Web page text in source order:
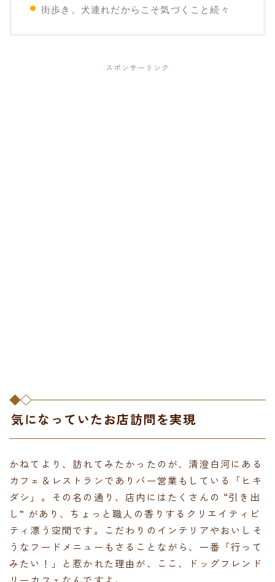
街歩き。犬連れだからこそ気づくこと続々
スポンサーリンク
気になっていたお店訪問を実現
かねてより、訪れてみたかったのが、清澄白河にある
カフェ＆レストランでありバー営業もしている「ヒキ
ダシ」。その名の通り、店内にはたくさんの “引き出
し” があり、ちょっと職人の香りするクリエイティビ
ティ漂う空間です。こだわりのインテリアやおいしそ
うなフードメニューもさることながら、一番「行って
みたい！」と惹かれた理由が、ここ、ドッグフレンド